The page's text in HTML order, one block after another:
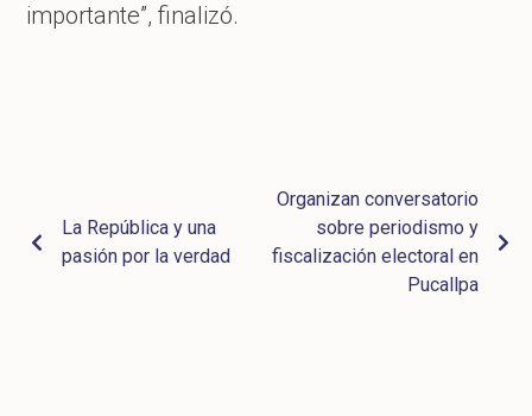
importante”, finalizó.
La República y una
pasión por la verdad
Organizan conversatorio
sobre periodismo y
fiscalización electoral en
Pucallpa